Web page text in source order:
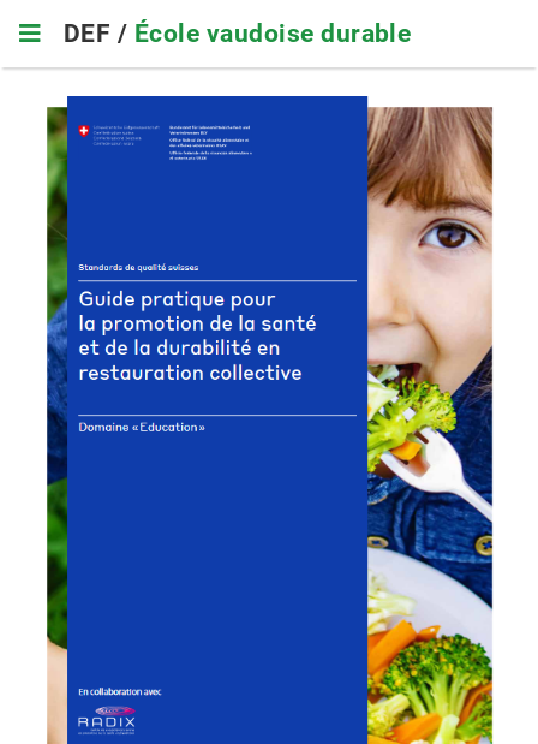
main
navigation
DEF / École vaudoise durable